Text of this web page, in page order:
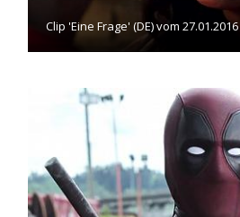
Clip 'Eine Frage' (DE) vom 27.01.2016